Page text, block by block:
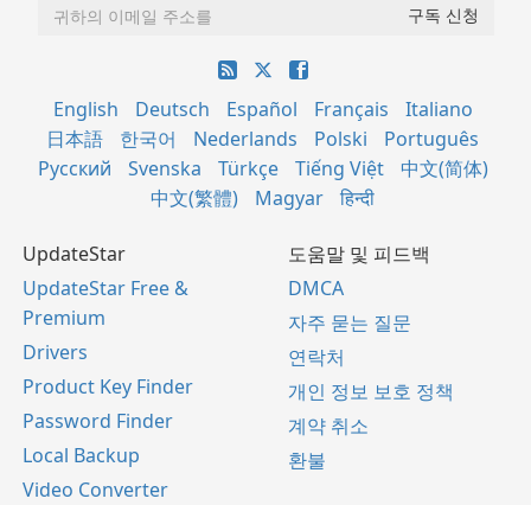
English Deutsch Español Français
Italiano
日本語
한국어 Nederlands Polski
Português
Русский
Svenska Türkçe Tiếng Việt
中文(简体)
中文(繁體)
Magyar हिन्दी
UpdateStar
UpdateStar Free &
Premium
Drivers
Product Key Finder
Password Finder
Local Backup
Video Converter
도움말 및 피드백
DMCA
자주 묻는 질문
연락처
개인 정보 보호 정책
계약 취소
환불